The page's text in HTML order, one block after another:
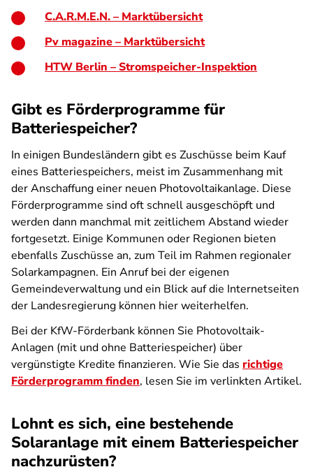
C.A.R.M.E.N. – Marktübersicht
Pv magazine – Marktübersicht
HTW Berlin – Stromspeicher-Inspektion
Gibt es Förderprogramme für
Batteriespeicher?
In einigen Bundesländern gibt es Zuschüsse beim Kauf
eines Batteriespeichers, meist im Zusammenhang mit
der Anschaffung einer neuen Photovoltaikanlage. Diese
Förderprogramme sind oft schnell ausgeschöpft und
werden dann manchmal mit zeitlichem Abstand wieder
fortgesetzt. Einige Kommunen oder Regionen bieten
ebenfalls Zuschüsse an, zum Teil im Rahmen regionaler
Solarkampagnen. Ein Anruf bei der eigenen
Gemeindeverwaltung und ein Blick auf die Internetseiten
der Landesregierung können hier weiterhelfen.
Bei der KfW-Förderbank können Sie Photovoltaik-
Anlagen (mit und ohne Batteriespeicher) über
vergünstigte Kredite finanzieren. Wie Sie das richtige
Förderprogramm finden, lesen Sie im verlinkten Artikel.
Lohnt es sich, eine bestehende
Solaranlage mit einem Batteriespeicher
nachzurüsten?